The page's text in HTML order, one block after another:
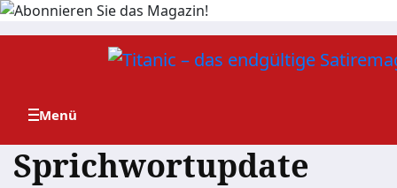
Zum
Sprichwortupdate